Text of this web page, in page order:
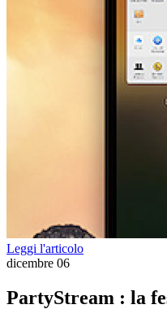
Leggi l'articolo
dicembre 06
PartyStream : la